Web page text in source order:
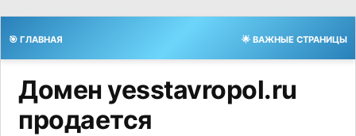
🎯 ГЛАВНАЯ 🌟 ВАЖНЫЕ СТРАНИЦЫ
Домен yesstavropol.ru
продается